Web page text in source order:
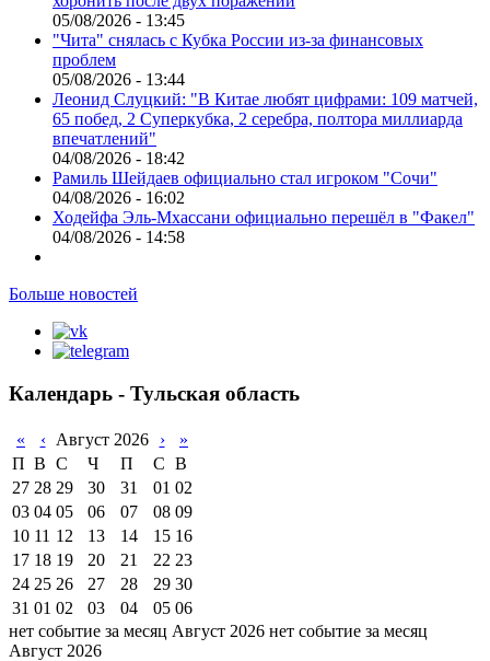
05/08/2026 - 13:45
"Чита" снялась с Кубка России из-за финансовых
проблем
05/08/2026 - 13:44
Леонид Слуцкий: "В Китае любят цифрами: 109 матчей,
65 побед, 2 Суперкубка, 2 серебра, полтора миллиарда
впечатлений"
04/08/2026 - 18:42
Рамиль Шейдаев официально стал игроком "Сочи"
04/08/2026 - 16:02
Ходейфа Эль-Мхассани официально перешёл в "Факел"
04/08/2026 - 14:58
Больше новостей
Календарь - Тульская область
« ‹ Август 2026 ›
»
П В С Ч П С В
27 28 29 30 31 01 02
03 04 05 06 07 08 09
10 11 12 13 14 15 16
17 18 19 20 21 22 23
24 25 26 27 28 29 30
31 01 02 03 04 05 06
нет событие за месяц Август 2026 нет событие за месяц
Август 2026